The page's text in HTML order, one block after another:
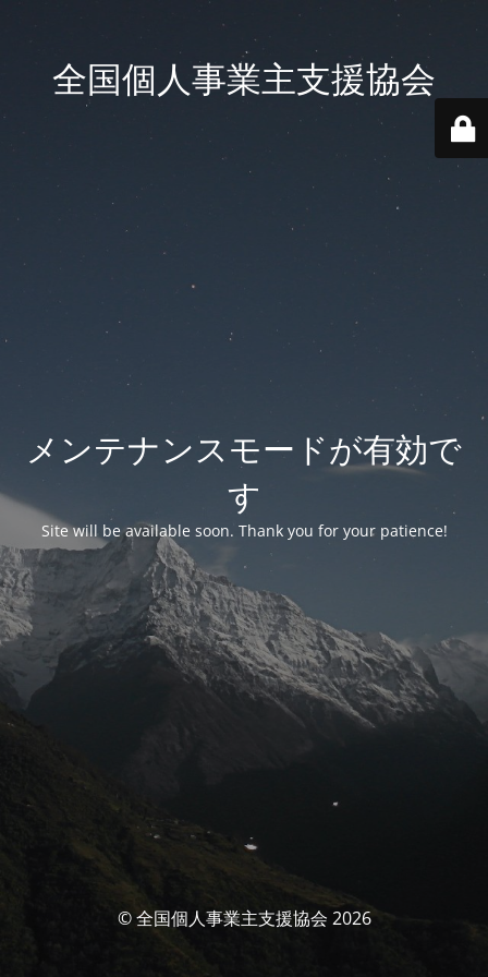
全国個人事業主支援協会
メンテナンスモードが有効で
す
Site will be available soon. Thank you for your patience!
© 全国個人事業主支援協会 2026